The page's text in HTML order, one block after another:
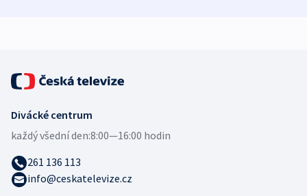
Divácké centrum
každý všední den:8:00—16:00 hodin
261 136 113
info@ceskatelevize.cz